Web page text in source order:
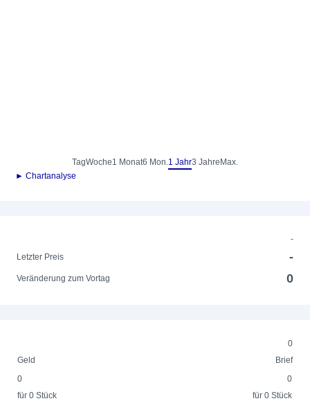
TagWoche1 Monat6 Mon.1 Jahr3 Jahre Max.
► Chartanalyse
-
Letzter Preis
-
Veränderung zum Vortag 0
0
Geld
Brief
0
für 0 Stück
0
für 0 Stück